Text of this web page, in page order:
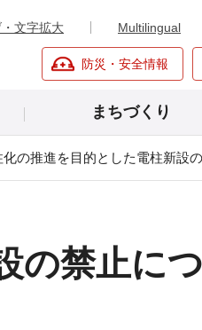
文字拡大 Multilingual
防災・安全情報
まちづくり
化の推進を目的とした電柱新設
の禁止に